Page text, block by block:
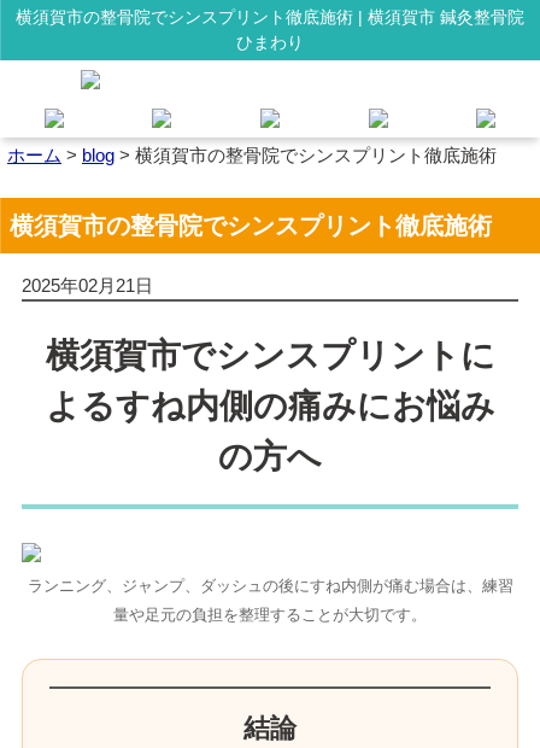
横須賀市の整骨院でシンスプリント徹底施術 | 横須賀市 鍼灸整骨院
ひまわり
ホーム > blog > 横須賀市の整骨院でシンスプリント徹底施術
横須賀市の整骨院でシンスプリント徹底施術
2025年02月21日
横須賀市でシンスプリントに
よるすね内側の痛みにお悩み
の方へ
ランニング、ジャンプ、ダッシュの後にすね内側が痛む場合は、練習
量や足元の負担を整理することが大切です。
結論